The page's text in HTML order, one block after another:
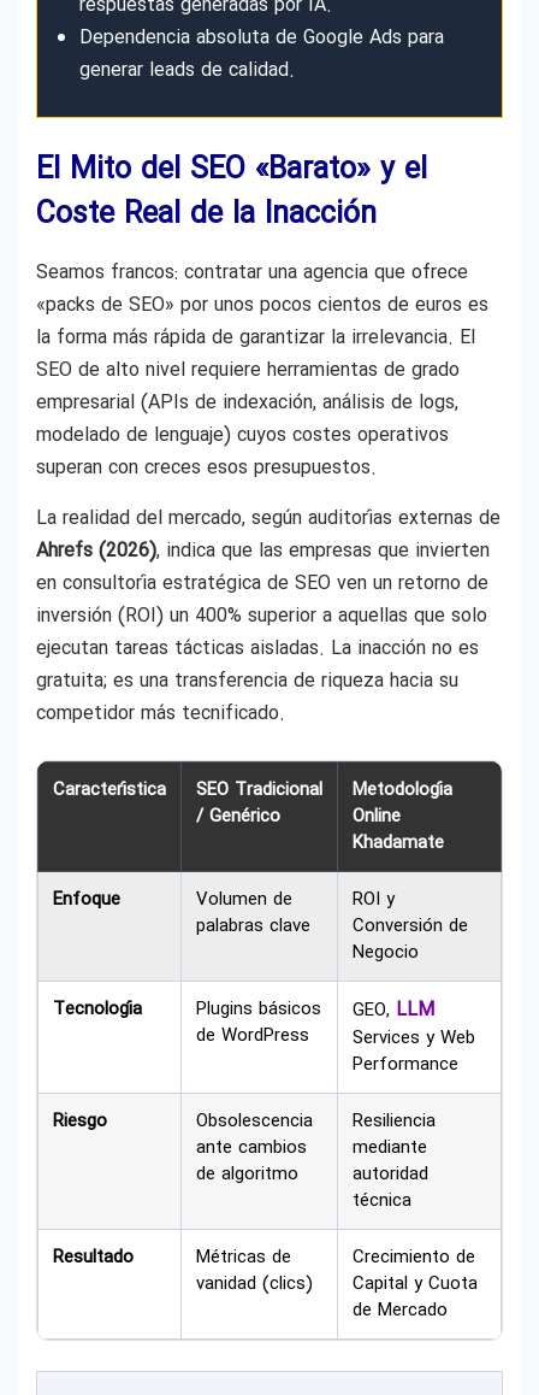
Dependencia absoluta de Google Ads para
generar leads de calidad.
El Mito del SEO «Barato» y el
Coste Real de la Inacción
Seamos francos: contratar una agencia que ofrece
«packs de SEO» por unos pocos cientos de euros es
la forma más rápida de garantizar la irrelevancia. El
SEO de alto nivel requiere herramientas de grado
empresarial (APIs de indexación, análisis de logs,
modelado de lenguaje) cuyos costes operativos
superan con creces esos presupuestos.
La realidad del mercado, según auditorías externas de
Ahrefs (2026), indica que las empresas que invierten
en consultoría estratégica de SEO ven un retorno de
inversión (ROI) un 400% superior a aquellas que solo
ejecutan tareas tácticas aisladas. La inacción no es
gratuita; es una transferencia de riqueza hacia su
competidor más tecnificado.
Característica
SEO Tradicional
/ Genérico
Metodología
Online
Khadamate
Enfoque
Volumen de
palabras clave
ROI y
Conversión de
Negocio
Tecnología
Plugins básicos
de WordPress
GEO, LLM
Services y Web
Performance
Riesgo
Obsolescencia
ante cambios
de algoritmo
Resiliencia
mediante
autoridad
técnica
Resultado
Métricas de
vanidad (clics)
Crecimiento de
Capital y Cuota
de Mercado